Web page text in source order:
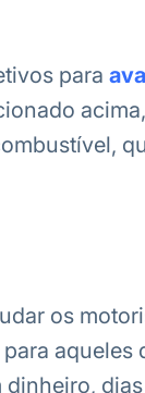
para
os
aqueles